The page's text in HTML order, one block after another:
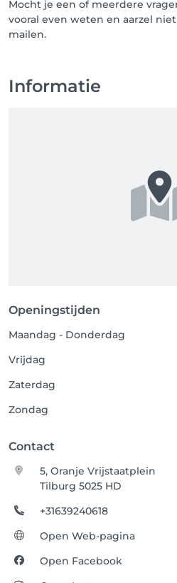
Mocht je een of meerdere
vooral even weten en aarzel
mailen.
Informatie
Openingstijden
Maandag - Donderdag
Vrijdag
Zaterdag
Zondag
Contact
5, Oranje Vrijstaatplein
Tilburg 5025 HD
+31639240618
Open Web-pagina
Open Facebook